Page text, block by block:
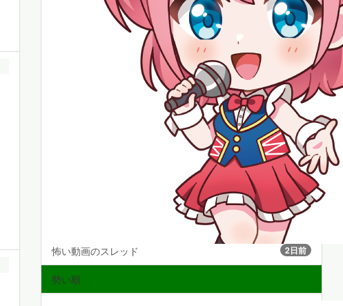
怖い動画のスレッド 2日前
勢い順